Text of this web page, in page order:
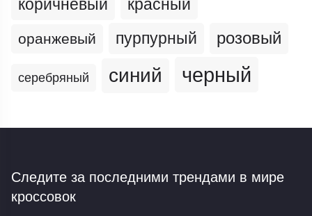
коричневый красный
оранжевый пурпурный розовый
серебряный синий черный
Следите за последними трендами в мире
кроссовок